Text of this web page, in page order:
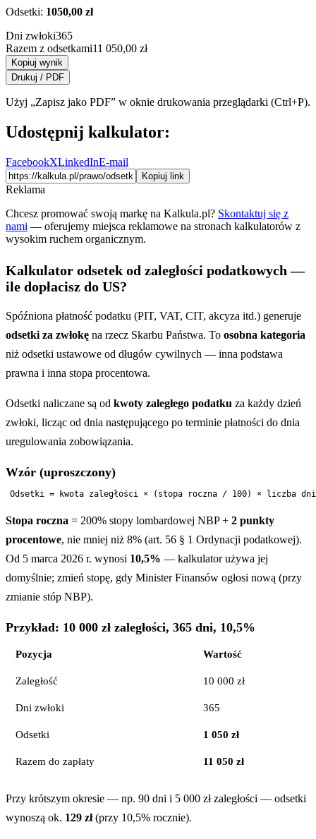
Odsetki: 1050,00 zł
Dni zwłoki365
Razem z odsetkami11 050,00 zł
Kopiuj wynik
Drukuj / PDF
Użyj „Zapisz jako PDF” w oknie drukowania przeglądarki (Ctrl+P).
Udostępnij kalkulator:
FacebookXLinkedInE-mail
Kopiuj link
Reklama
Chcesz promować swoją markę na Kalkula.pl? Skontaktuj się z
nami — oferujemy miejsca reklamowe na stronach kalkulatorów z
wysokim ruchem organicznym.
Kalkulator odsetek od zaległości podatkowych —
ile dopłacisz do US?
Spóźniona płatność podatku (PIT, VAT, CIT, akcyza itd.) generuje
odsetki za zwłokę na rzecz Skarbu Państwa. To osobna kategoria
niż odsetki ustawowe od długów cywilnych — inna podstawa
prawna i inna stopa procentowa.
Odsetki naliczane są od kwoty zaległego podatku za każdy dzień
zwłoki, licząc od dnia następującego po terminie płatności do dnia
uregulowania zobowiązania.
Wzór (uproszczony)
Stopa roczna = 200% stopy lombardowej NBP + 2 punkty
procentowe, nie mniej niż 8% (art. 56 § 1 Ordynacji podatkowej).
Od 5 marca 2026 r. wynosi 10,5% — kalkulator używa jej
domyślnie; zmień stopę, gdy Minister Finansów ogłosi nową (przy
zmianie stóp NBP).
Przykład: 10 000 zł zaległości, 365 dni, 10,5%
Pozycja Wartość
Zaległość 10 000 zł
Dni zwłoki 365
Odsetki 1 050 zł
Razem do zapłaty 11 050 zł
Przy krótszym okresie — np. 90 dni i 5 000 zł zaległości — odsetki
wynoszą ok. 129 zł(przy 10,5% rocznie).